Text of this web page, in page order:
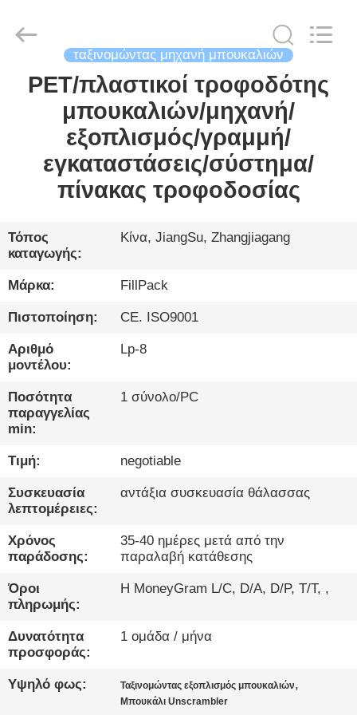
ΣΠΊΤΙ
ΠΡΟΪΌΝΤΑ
ΠΕΡΊΠΟΥ
ΓΎΡΟΣ
ΕΡΓΟΣΤΑΣΊΩΝ
ΠΟΙΟΤΙΚΌΣ
ΈΛΕΓΧΟΣ
ΜΑΣ
ΕΛΆΤΕ
ΣΕ
ΕΠΑΦΉ
ΜΕ
ΝΈΑ
ΜΙΛΉΣΤΕ
ΤΏΡΑ.
SITEMAP
Machinery
Reserved.
ταξινομώντας μηχανή μπουκαλιών
PET/πλαστικοί τροφοδότης
μπουκαλιών/μηχανή/
εξοπλισμός/γραμμή/
εγκαταστάσεις/σύστημα/
πίνακας τροφοδοσίας
Τόπος
καταγωγής:
Κίνα, JiangSu, Zhangjiagang
Μάρκα: FillPack
Πιστοποίηση: CE. ISO9001
Αριθμό
μοντέλου:
Lp-8
Ποσότητα
παραγγελίας
min:
1 σύνολο/PC
Τιμή: negotiable
Συσκευασία
λεπτομέρειες:
αντάξια συσκευασία θάλασσας
Χρόνος
παράδοσης:
35-40 ημέρες μετά από την
παραλαβή κατάθεσης
Όροι
πληρωμής:
Η MoneyGram L/C, D/A, D/P, T/T, ,
Δυνατότητα
προσφοράς:
1 ομάδα / μήνα
Υψηλό φως: Ταξινομώντας εξοπλισμός μπουκαλιών,
Μπουκάλι Unscrambler